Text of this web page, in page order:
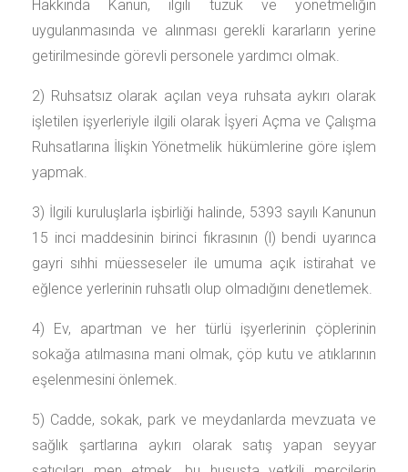
Hakkında Kanun, ilgili tüzük ve yönetmeliğin
uygulanmasında ve alınması gerekli kararların yerine
getirilmesinde görevli personele yardımcı olmak.
2) Ruhsatsız olarak açılan veya ruhsata aykırı olarak
işletilen işyerleriyle ilgili olarak İşyeri Açma ve Çalışma
Ruhsatlarına İlişkin Yönetmelik hükümlerine göre işlem
yapmak.
3) İlgili kuruluşlarla işbirliği halinde, 5393 sayılı Kanunun
15 inci maddesinin birinci fıkrasının (l) bendi uyarınca
gayri sıhhi müesseseler ile umuma açık istirahat ve
eğlence yerlerinin ruhsatlı olup olmadığını denetlemek.
4) Ev, apartman ve her türlü işyerlerinin çöplerinin
sokağa atılmasına mani olmak, çöp kutu ve atıklarının
eşelenmesini önlemek.
5) Cadde, sokak, park ve meydanlarda mevzuata ve
sağlık şartlarına aykırı olarak satış yapan seyyar